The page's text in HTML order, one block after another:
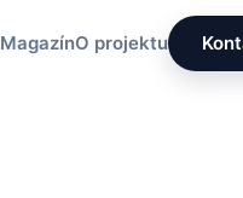
MagazínO projektu